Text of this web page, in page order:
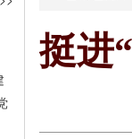
挺进